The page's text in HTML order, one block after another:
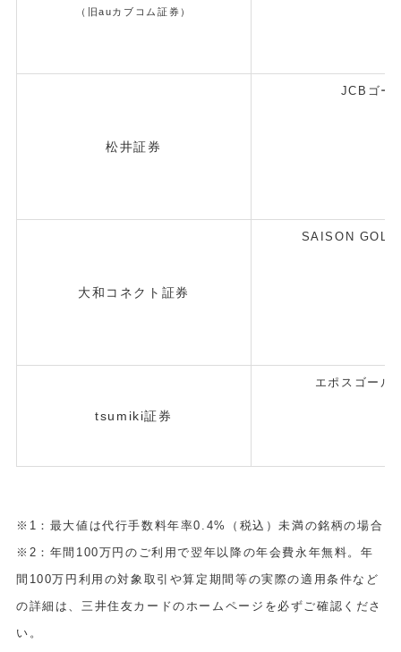
（旧auカブコム証券）
松井証券
JCBゴー
大和コネクト証券
SAISON
tsumiki証券
エポスゴール
※1：最大値は代行手数料年率0.4%（税込）未満の銘柄の場合
※2：年間100万円のご利用で翌年以降の年会費永年無料。年
間100万円利用の対象取引や算定期間等の実際の適用条件など
の詳細は、三井住友カードのホームページを必ずご確認くださ
い。